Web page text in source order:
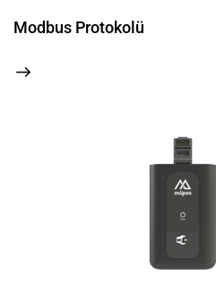
Modbus Protokolü